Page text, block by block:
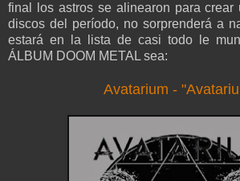
final los astros se alinearon para crear
discos del período, no sorprenderá a
estará en la lista de casi todo le
ÁLBUM DOOM METAL sea:
Avatarium -